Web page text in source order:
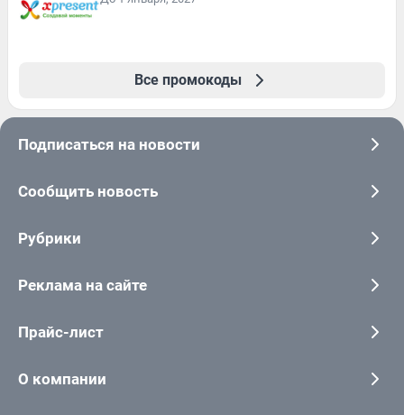
Все промокоды
Подписаться на новости
Сообщить новость
Рубрики
Реклама на сайте
Прайс-лист
О компании